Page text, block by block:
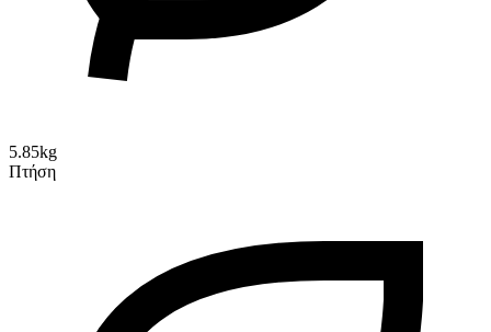
5.85kg
Πτήση